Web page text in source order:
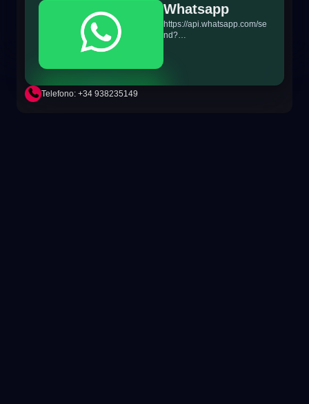
Whatsapp
https://api.whatsapp.com/se
nd?
Telefono: +34 938235149